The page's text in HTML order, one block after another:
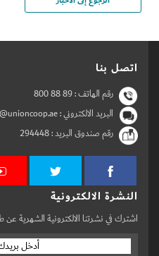
الحصرية عبر
اتصل بنا
رقم الهاتف :800 88 89
البريد الالكتروني : info@unioncoop.ae
رقم صندوق البريد :294448
النشرة الالكترونية
اشترك في نشرتنا الالكترونية الشهرية عن